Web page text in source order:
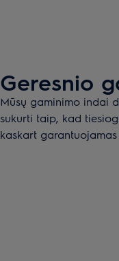
Geresnio
Mūsų gaminimo indai
sukurti taip, kad
kaskart